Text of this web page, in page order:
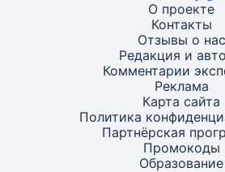
О проекте
Контакты
Отзывы о нас
Редакция и
Комментарии
Реклама
Карта сайта
Политика
Партнёрская
Промокоды
Образование